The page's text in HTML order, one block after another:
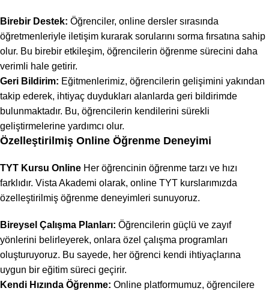
Birebir Destek: Öğrenciler, online dersler sırasında
öğretmenleriyle iletişim kurarak sorularını sorma fırsatına sahip
olur. Bu birebir etkileşim, öğrencilerin öğrenme sürecini daha
verimli hale getirir.
Geri Bildirim: Eğitmenlerimiz, öğrencilerin gelişimini yakından
takip ederek, ihtiyaç duydukları alanlarda geri bildirimde
bulunmaktadır. Bu, öğrencilerin kendilerini sürekli
geliştirmelerine yardımcı olur.
Özelleştirilmiş Online Öğrenme Deneyimi
TYT Kursu Online Her öğrencinin öğrenme tarzı ve hızı
farklıdır. Vista Akademi olarak, online TYT kurslarımızda
özelleştirilmiş öğrenme deneyimleri sunuyoruz.
Bireysel Çalışma Planları: Öğrencilerin güçlü ve zayıf
yönlerini belirleyerek, onlara özel çalışma programları
oluşturuyoruz. Bu sayede, her öğrenci kendi ihtiyaçlarına
uygun bir eğitim süreci geçirir.
Kendi Hızında Öğrenme: Online platformumuz, öğrencilere